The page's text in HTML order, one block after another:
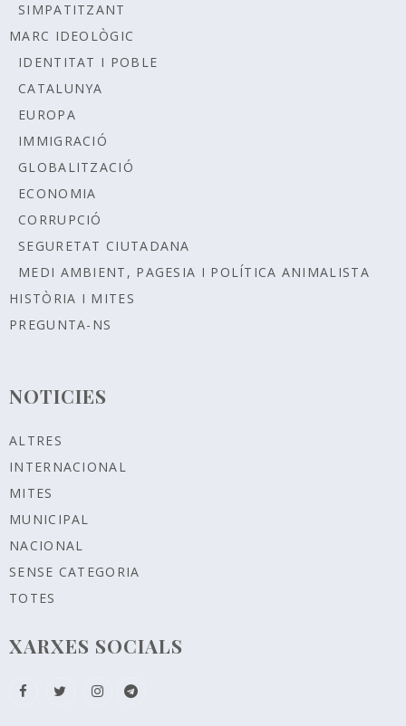
SIMPATITZANT
MARC IDEOLÒGIC
IDENTITAT I POBLE
CATALUNYA
EUROPA
IMMIGRACIÓ
GLOBALITZACIÓ
ECONOMIA
CORRUPCIÓ
SEGURETAT CIUTADANA
MEDI AMBIENT, PAGESIA I POLÍTICA ANIMALISTA
HISTÒRIA I MITES
PREGUNTA-NS
NOTICIES
ALTRES
INTERNACIONAL
MITES
MUNICIPAL
NACIONAL
SENSE CATEGORIA
TOTES
XARXES SOCIALS